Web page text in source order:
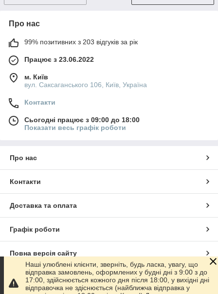
Про нас
99% позитивних з 203 відгуків за рік
Працює з 23.06.2022
м. Київ
вул. Саксаганського 106, Київ, Україна
Контакти
Сьогодні працює з 09:00 до 18:00
Показати весь графік роботи
Про нас
Контакти
Доставка та оплата
Графік роботи
Повна версія сайту
Сайт створено на маркетплейсі Prom.ua
Наші улюблені клієнти, зверніть, будь ласка, увагу, що
відправка замовлень, оформлених у будні дні з 9:00 з до
17:00, здійснюється кожного дня після 18:00, у вихідні дні
відправочка не здіснюється (найближча відправка у